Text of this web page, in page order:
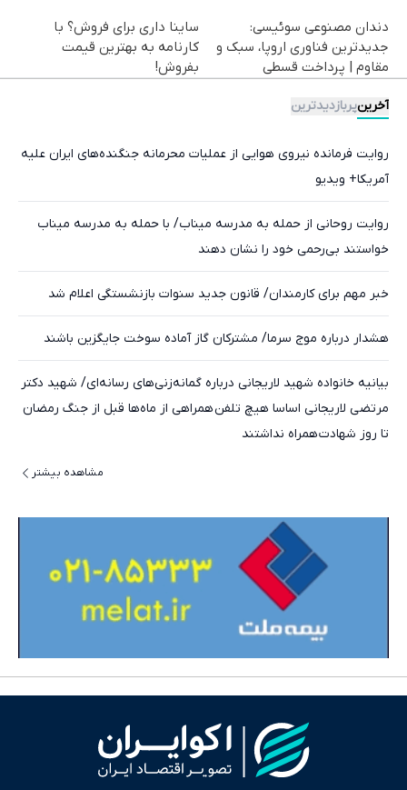
دندان مصنوعی سوئیسی:
جدیدترین فناوری اروپا، سبک و
مقاوم | پرداخت قسطی
ساینا داری برای فروش؟ با
کارنامه به بهترین قیمت
بفروش!
آخرینپربازدیدترین
روایت فرمانده نیروی هوایی از عملیات محرمانه جنگنده‌های ایران علیه
آمریکا+ ویدیو
روایت روحانی از حمله به مدرسه میناب/ با حمله به مدرسه میناب
خواستند بی‌رحمی خود را نشان دهند
خبر مهم برای کارمندان/ قانون جدید سنوات بازنشستگی اعلام شد
هشدار درباره موج سرما/ مشترکان گاز آماده سوخت جایگزین باشند
بیانیه خانواده شهید لاریجانی درباره گمانه‌زنی‌های رسانه‌ای/ شهید دکتر
مرتضی لاریجانی اساسا هیچ تلفن همراهی از ماه‌ها قبل از جنگ رمضان
تا روز شهادت همراه نداشتند
مشاهده بیشتر